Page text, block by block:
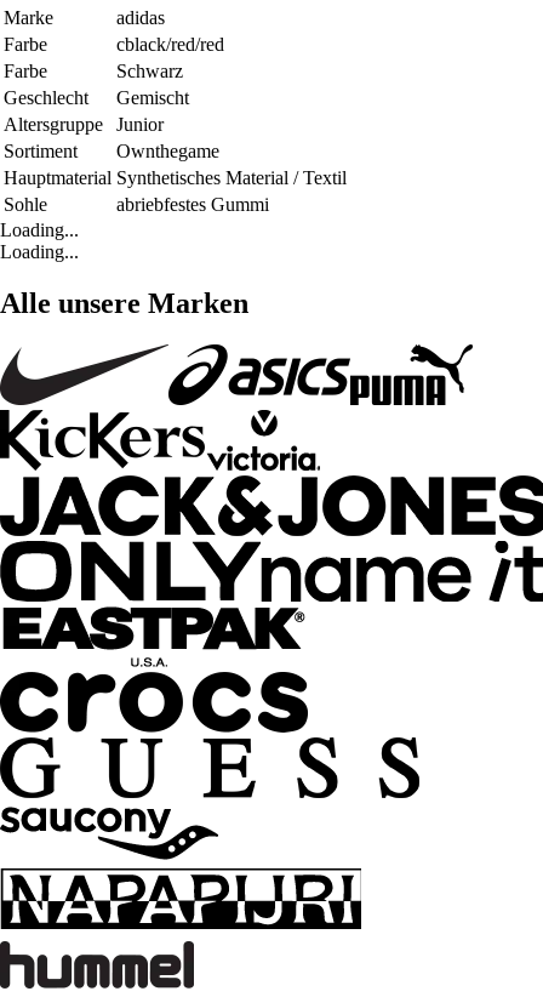
Marke
adidas
Farbe
cblack/red/red
Farbe
Schwarz
Geschlecht
Gemischt
Altersgruppe
Junior
Sortiment
Ownthegame
Hauptmaterial Synthetisches Material / Textil
Sohle
abriebfestes Gummi
Loading...
Loading...
Alle unsere Marken